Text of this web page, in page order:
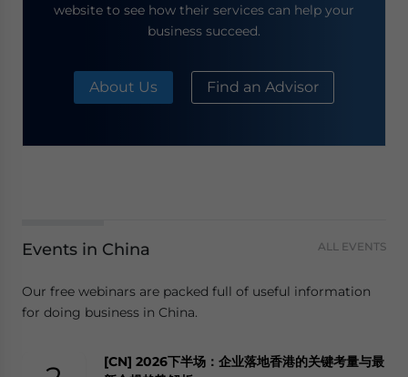
website to see how their services can help your
business succeed.
About Us Find an Advisor
Events in China ALL EVENTS
Our free webinars are packed full of useful information
for doing business in China.
[CN] 2026下半场：企业落地香港的关键考量与最